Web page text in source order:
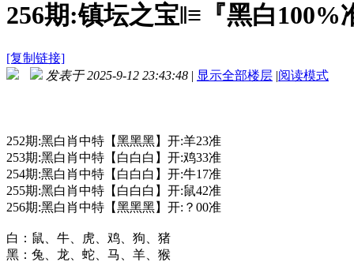
256期:镇坛之宝‖≡『黑白100%
[复制链接]
发表于 2025-9-12 23:43:48 | 显示全部楼层 |阅读模式
252期:黑白肖中特【黑黑黑】开:羊23准
253期:黑白肖中特【白白白】开:鸡33准
254期:黑白肖中特【白白白】开:牛17准
255期:黑白肖中特【白白白】开:鼠42准
256期:黑白肖中特【黑黑黑】开:？00准
白：鼠、牛、虎、鸡、狗、猪
黑：兔、龙、蛇、马、羊、猴